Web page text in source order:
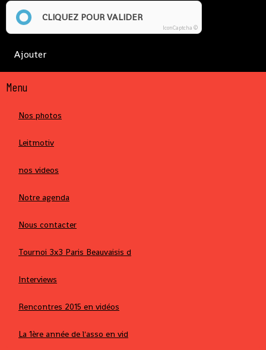
CLIQUEZ POUR VALIDER
IconCaptcha ©
Ajouter
Menu
Nos photos
Leitmotiv
nos videos
Notre agenda
Nous contacter
Tournoi 3x3 Paris Beauvaisis d
Interviews
Rencontres 2015 en vidéos
La 1ère année de l'asso en vid